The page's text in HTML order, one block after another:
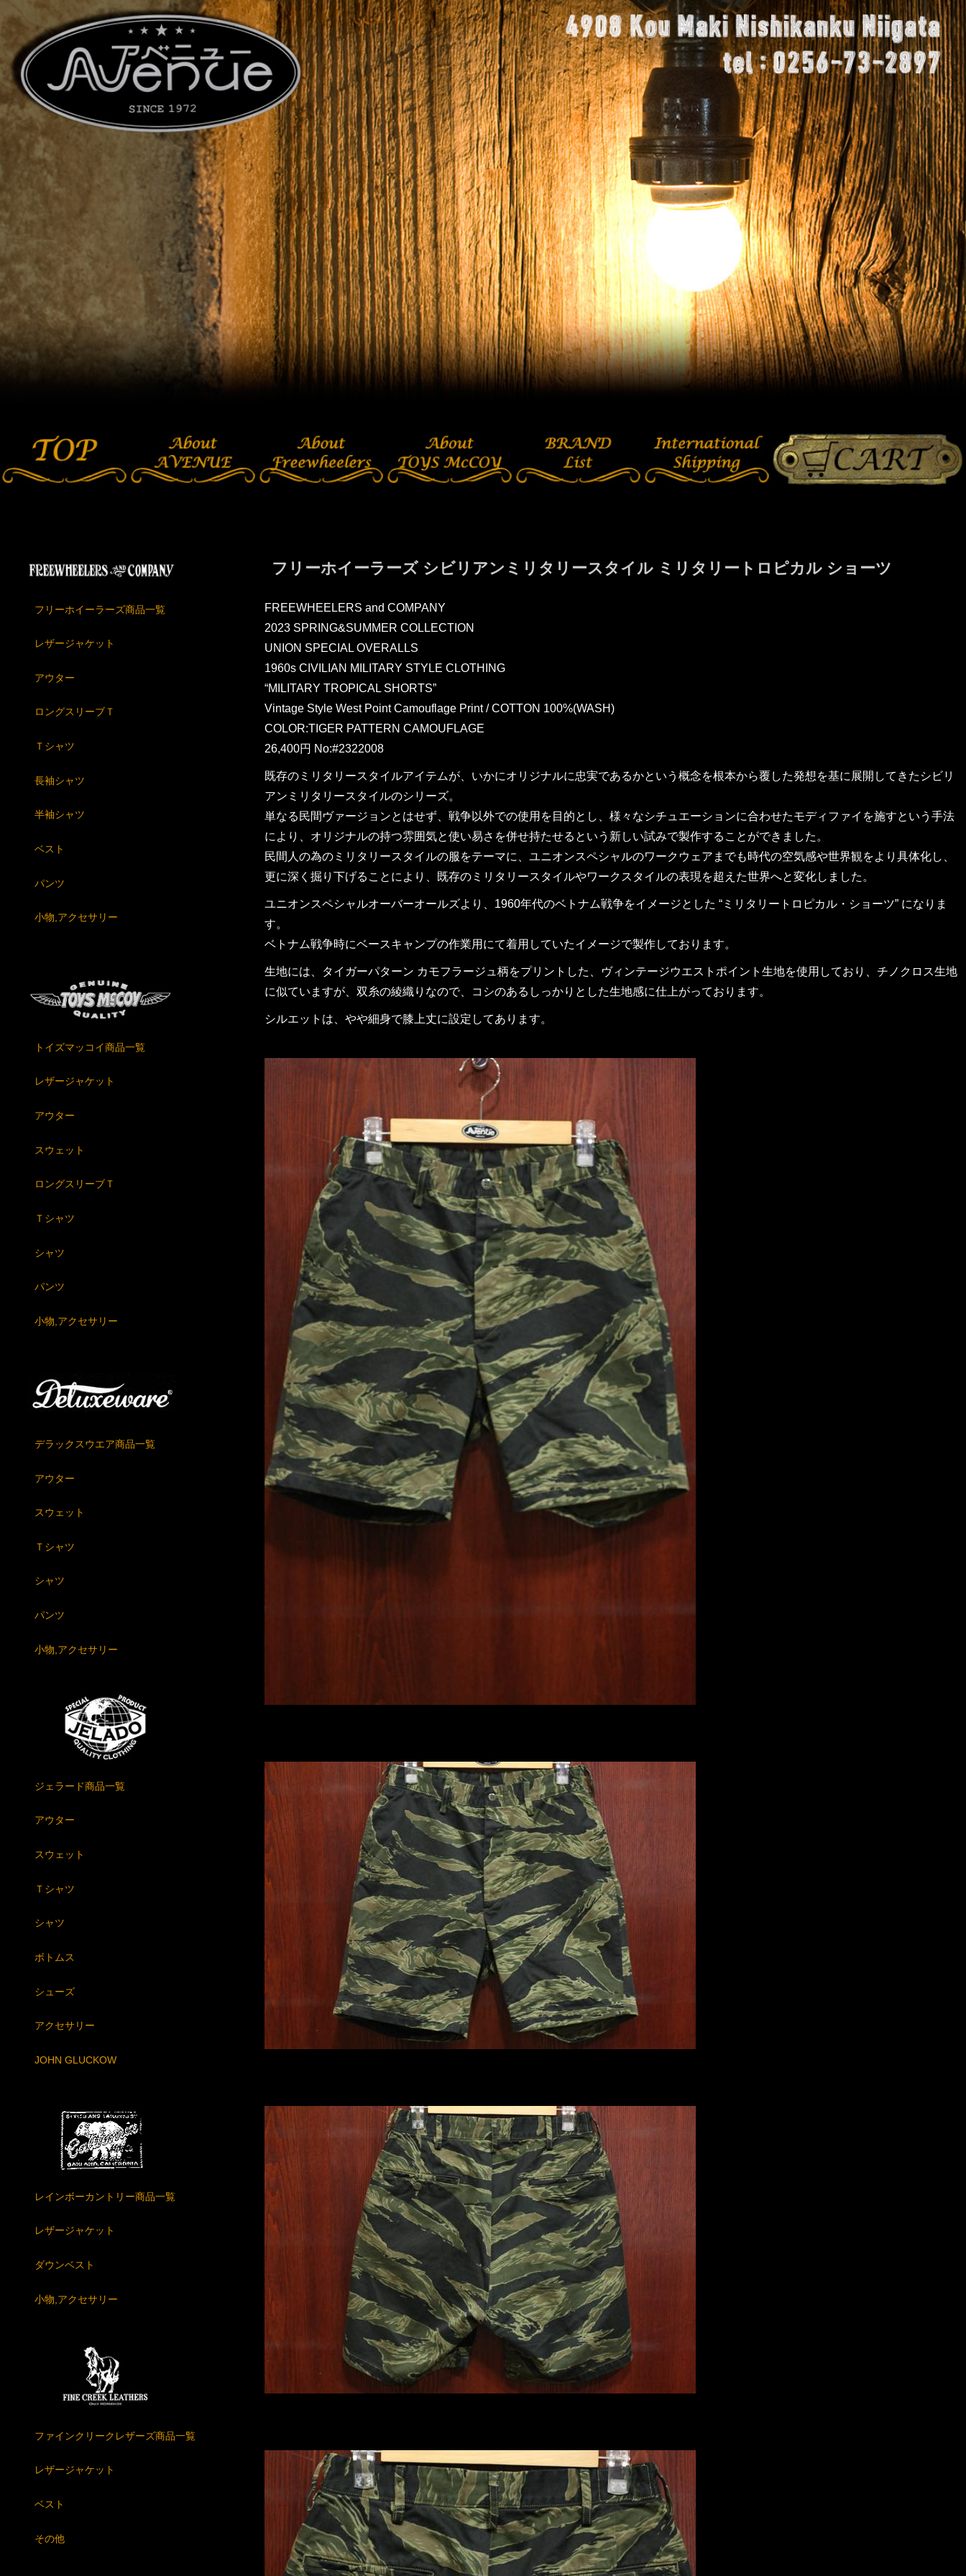
フリーホイーラーズ シビリアンミリタリースタイル ミリタリートロピカル ショーツ
FREEWHEELERS and COMPANY
2023 SPRING&SUMMER COLLECTION
UNION SPECIAL OVERALLS
1960s CIVILIAN MILITARY STYLE CLOTHING
“MILITARY TROPICAL SHORTS”
Vintage Style West Point Camouflage Print / COTTON 100%(WASH)
COLOR:TIGER PATTERN CAMOUFLAGE
26,400円 No:#2322008
既存のミリタリースタイルアイテムが、いかにオリジナルに忠実であるかという概念を根本から覆した発想を基に展開してきたシビリ
アンミリタリースタイルのシリーズ。
単なる民間ヴァージョンとはせず、戦争以外での使用を目的とし、様々なシチュエーションに合わせたモディファイを施すという手法
により、オリジナルの持つ雰囲気と使い易さを併せ持たせるという新しい試みで製作することができました。
民間人の為のミリタリースタイルの服をテーマに、ユニオンスペシャルのワークウェアまでも時代の空気感や世界観をより具体化し、
更に深く掘り下げることにより、既存のミリタリースタイルやワークスタイルの表現を超えた世界へと変化しました。
ユニオンスペシャルオーバーオールズより、1960年代のベトナム戦争をイメージとした “ミリタリートロピカル・ショーツ” になりま
す。
ベトナム戦争時にベースキャンプの作業用にて着用していたイメージで製作しております。
生地には、タイガーパターン カモフラージュ柄をプリントした、ヴィンテージウエストポイント生地を使用しており、チノクロス生地
に似ていますが、双糸の綾織りなので、コシのあるしっかりとした生地感に仕上がっております。
シルエットは、やや細身で膝上丈に設定してあります。
フリーホイーラーズ商品一覧
レザージャケット
アウター
ロングスリーブＴ
Ｔシャツ
長袖シャツ
半袖シャツ
ベスト
パンツ
小物,アクセサリー
トイズマッコイ商品一覧
レザージャケット
アウター
スウェット
ロングスリーブＴ
Ｔシャツ
シャツ
パンツ
小物,アクセサリー
デラックスウエア商品一覧
アウター
スウェット
Ｔシャツ
シャツ
パンツ
小物,アクセサリー
ジェラード商品一覧
アウター
スウェット
Ｔシャツ
シャツ
ボトムス
シューズ
アクセサリー
JOHN GLUCKOW
レインボーカントリー商品一覧
レザージャケット
ダウンベスト
小物,アクセサリー
ファインクリークレザーズ商品一覧
レザージャケット
ベスト
その他